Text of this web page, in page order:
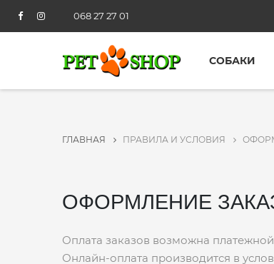
068 27 27 01
СОБАКИ
ГЛАВНАЯ ПРАВИЛА И УСЛОВИЯ
ОФОРМЛЕНИЕ
Оплата заказов возможна
Онлайн-оплата производится в